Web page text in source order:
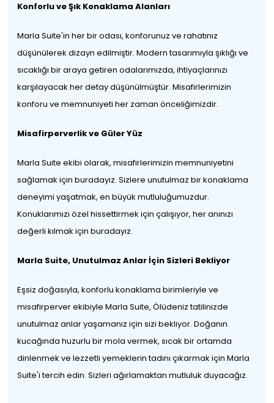
Konforlu ve Şık Konaklama Alanları
Marla Suite'in her bir odası, konforunuz ve rahatınız
düşünülerek dizayn edilmiştir. Modern tasarımıyla şıklığı ve
sıcaklığı bir araya getiren odalarımızda, ihtiyaçlarınızı
karşılayacak her detay düşünülmüştür. Misafirlerimizin
konforu ve memnuniyeti her zaman önceliğimizdir.
Misafirperverlik ve Güler Yüz
Marla Suite ekibi olarak, misafirlerimizin memnuniyetini
sağlamak için buradayız. Sizlere unutulmaz bir konaklama
deneyimi yaşatmak, en büyük mutluluğumuzdur.
Konuklarımızı özel hissettirmek için çalışıyor, her anınızı
değerli kılmak için buradayız.
Marla Suite, Unutulmaz Anlar İçin Sizleri Bekliyor
Eşsiz doğasıyla, konforlu konaklama birimleriyle ve
misafirperver ekibiyle Marla Suite, Ölüdeniz tatilinizde
unutulmaz anlar yaşamanız için sizi bekliyor. Doğanın
kucağında huzurlu bir mola vermek, sıcak bir ortamda
dinlenmek ve lezzetli yemeklerin tadını çıkarmak için Marla
Suite'i tercih edin. Sizleri ağırlamaktan mutluluk duyacağız.